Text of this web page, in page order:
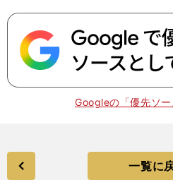
Googleの「優先ソ
一覧に